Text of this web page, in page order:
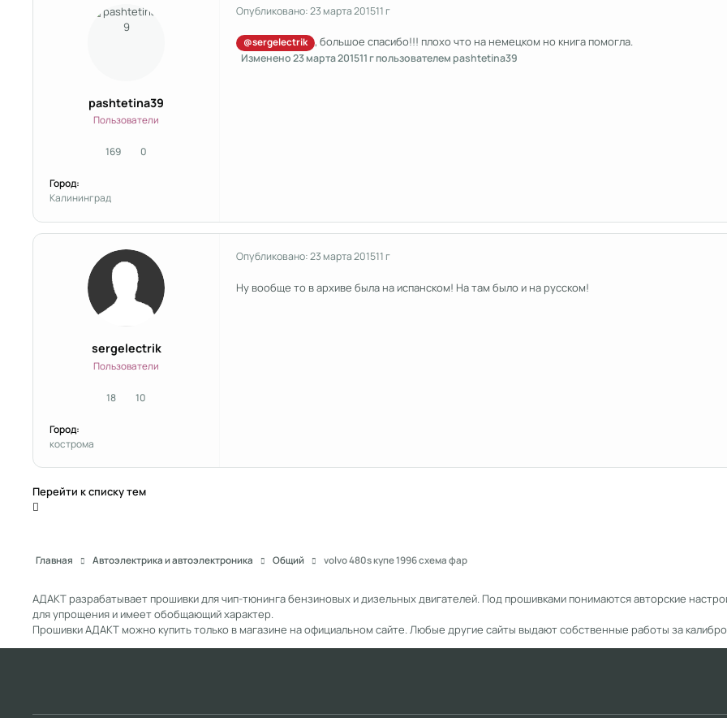
pashtetina39
Пользователи
169сообщения
0Репутация
Город:
Калининград
Опубликовано:23 марта 201511 г
@sergelectrik , большое спасибо!!! плохо что на немецком но книга помогла.
Изменено23 марта 201511 гпользователем pashtetina39
sergelectrik
Пользователи
18сообщения
10Репутация
Город:
кострома
Опубликовано:23 марта 201511 г
Ну вообще то в архиве была на испанском! На там было и на русском!
Перейти к списку тем
Главная Автоэлектрика и автоэлектроника Общий volvo 480s купе 1996 схема фар
АДАКТ разрабатывает прошивки для чип-тюнинга бензиновых и дизельных двигателей. Под прошивками понимаются авторские
для упрощения и имеет обобщающий характер.
Прошивки АДАКТ можно купить только в магазине на официальном сайте. Любые другие сайты выдают собственные работы за